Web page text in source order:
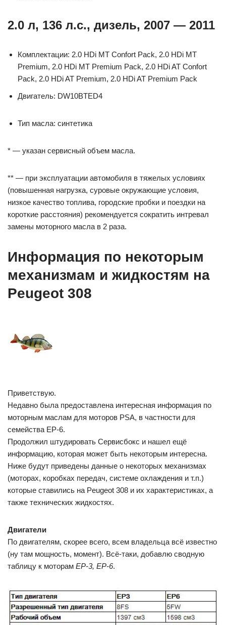
2.0 л, 136 л.с., дизель, 2007 — 2011
Комплектации: 2.0 HDi MT Confort Pack, 2.0 HDi MT
Premium, 2.0 HDi MT Premium Pack, 2.0 HDi AT Confort
Pack, 2.0 HDi AT Premium, 2.0 HDi AT Premium Pack
Двигатель: DW10BTED4
Тип масла: синтетика
* — указан сервисный объем масла.
** — при эксплуатации автомобиля в тяжелых условиях
(повышенная нагрузка, суровые окружающие условия,
низкое качество топлива, городские пробки и поездки на
короткие расстояния) рекомендуется сократить интревал
замены моторного масла в 2 раза.
Информация по некоторым
механизмам и жидкостям на
Peugeot 308
Приветствую.
Недавно была предоставлена интересная информация по
моторным маслам для моторов PSA, в частности для
семейства ЕР-6.
Продолжил штудировать Сервисбокс и нашел ещё
информацию, которая может быть некоторым интересна.
Ниже будут приведены данные о некоторых механизмах
(моторах, коробках передач, системе охлаждения и т.п.)
которые ставились на Peugeot 308 и их характеристиках, а
также технических жидкостях.
Двигатели
По двигателям, скорее всего, всем владельца всё известно
(ну там мощность, момент). Всё-таки, добавлю сводную
таблицу к моторам EP-3, EР-6.